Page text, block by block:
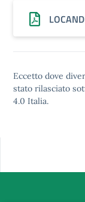
Eccetto dove
stato rilasciato
4.0 Italia.